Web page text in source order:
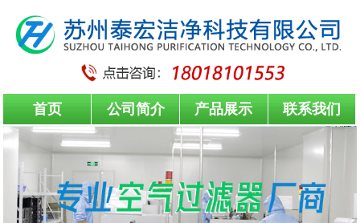
首页 公司简介 产品展示 联系我们